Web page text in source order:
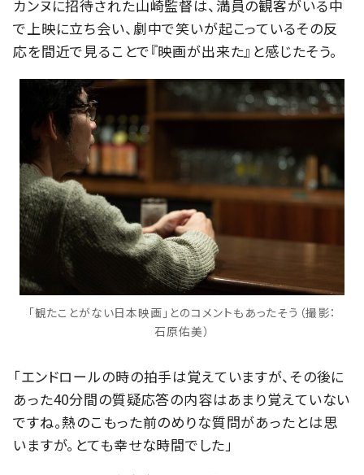
カンヌに招待された山崎監督は、満員の観客がいる中
で上映に立ち会い、劇中で笑いが起こっているその反
応を間近で見ることで『映画が出来た』と感じたそう。
「観たことがない日本映画」とのコメントもあったそう（撮影：
石原佑美）
「エンドロールの時の拍手は覚えていますが、その後に
あった40分間の質疑応答の内容はあまり覚えていない
ですね。熱のこもった前のめりな質問があったとは思
いますが。とても幸せな時間でした」